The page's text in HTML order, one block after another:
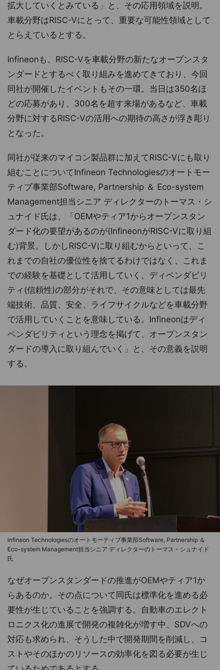
拡大していくとみている」と、その応用領域を説明。
車載分野はRISC-Vにとって、重要な可能性領域として
とらえているとする。
Infineonも、RISC-Vを車載分野の新たなオープンスタ
ンダードとするべく取り組みを進めてきており、今回
同社が開催したイベントもその一環。当日は350名ほ
どの応募があり、300名を超す来場があるなど、車載
分野に対するRISC-Vの活用への期待の高さが浮き彫り
となった。
同社が従来のマイコン製品群に加えてRISC-Vにも取り
組むことについてInfineon Technologiesのオートモー
ティブ事業部Software, Partnership ＆ Eco-system
Management担当シニア ディレクターのトーマス・シ
ュナイド氏は、「OEMやティア1からオープンスタン
ダード化の要望があるのが(InfineonがRISC-Vに取り組
む)背景。しかしRISC-Vに取り組むからといって、こ
れまでの自社の優位性を捨てるわけではなく、これま
での経験を基礎として活用していく。ディペンダビリ
ティ(信頼性)の部分がそれで、その意味としては最先
端技術、品質、安全、ライフサイクルなどを車載分野
で活用していくことを意味している。Infineonはディ
ペンダビリティという理念を掲げて、オープンスタン
ダードの導入に取り組んでいく」と、その意義を説明
する。
Infineon Technologiesのオートモーティブ事業部Software, Partnership ＆
Eco-system Management担当シニア ディレクターのトーマス・シュナイド
氏
なぜオープンスタンダードの推進がOEMやティア1か
らあるのか。その点について同氏は標準化を進める必
要性が生じていることを強調する。自動車のエレクト
ロニクス化の進展で開発の複雑化が増す中、SDVへの
対応も求められ、そうした中で開発期間を削減し、コ
ストやそのほかのリソースの効率化を図る必要が生じ